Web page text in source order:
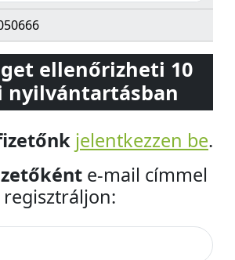
ellenőrizheti 10
nyilvántartásban
jelentkezzen be.
e-mail címmel
regisztráljon: